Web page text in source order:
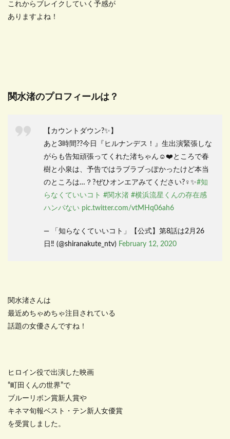
これからブレイクしていく予感が
ありますよね！
関水渚のプロフィールは？
【カウントダウン?✨】
あと3時間??今日『ヒルナンデス！』生出演緊張しな
がらも告知頑張ってくれた渚ちゃん☺️❤️ところで春
樹と小泉は、予告ではラブラブっぽかったけど本当
のところは…？?ぜひオンエアみてください?‍♀️✨#知
らなくていいコト #関水渚 #横浜流星くんの存在感
ハンパない pic.twitter.com/vtMHq06ah6
— 「知らなくていいコト」【公式】第8話は2月26
日‼️ (@shiranakute_ntv) February 12, 2020
関水渚さんは
最近めちゃめちゃ注目されている
話題の女優さんですね！
ヒロイン役で出演した映画
“町田くんの世界”で
ブルーリボン賞新人賞や
キネマ旬報ベスト・テン新人女優賞
を受賞しました。